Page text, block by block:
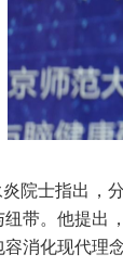
炎院士指出，
纽带。他提出
容消化现代理